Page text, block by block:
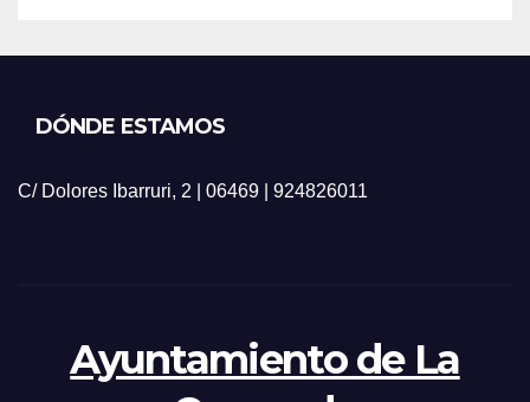
DÓNDE ESTAMOS
C/ Dolores Ibarruri, 2 | 06469 | 924826011
Ayuntamiento de La